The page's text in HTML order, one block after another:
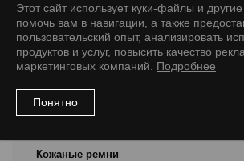
Рекомендуемые
Кожаные ремни
Этот сайт использует куки-файлы и
помочь вам в навигации, а также
пользовательский опыт, анализировать
продуктов и услуг, повысить качество
маркетинговых компаний. Подробнее
Понятно